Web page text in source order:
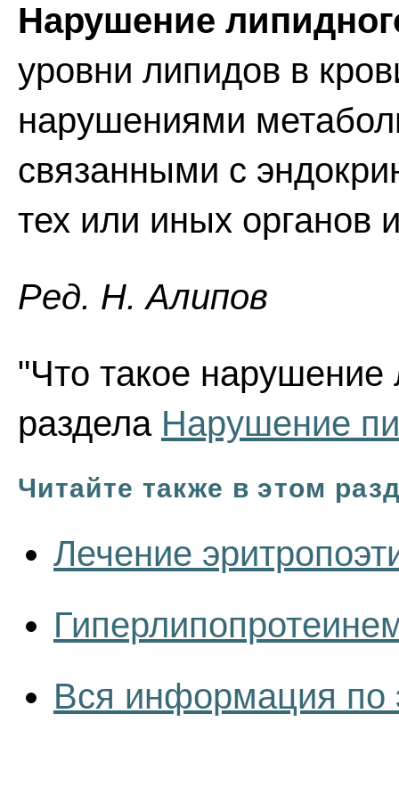
Нарушение
уровни липидов в
нарушениями
связанными с
тех или иных
Ред. Н. Алипов
"Что такое нарушение
раздела Нарушение
Читайте также в этом
Лечение
Вся информация по